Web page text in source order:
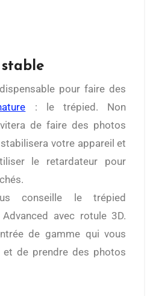
: le trépied. Non
de faire des photos
votre appareil et
le retardateur pour
conseille le trépied
avec rotule 3D.
de gamme qui vous
de prendre des photos